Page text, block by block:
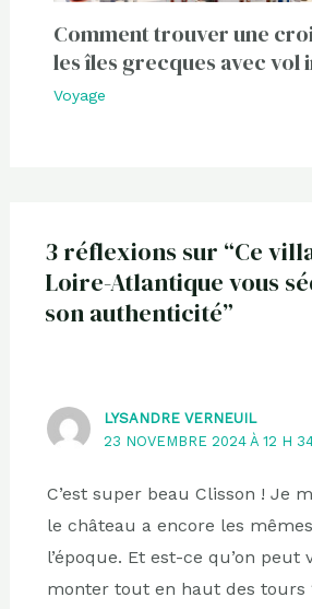
Comment trouver une
les îles grecques avec vol
Voyage
3 réflexions sur “Ce
Loire-Atlantique vous
son authenticité”
LYSANDRE VERNEUIL
23 NOVEMBRE 2024 À 12 H
C’est super beau Clisson ! Je
le château a encore les
l’époque. Et est-ce qu’on peut
monter tout en haut des tours